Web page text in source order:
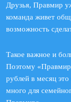
Друзья, Правмир
команда живет
возможность
Такое важное и
Поэтому
рублей в месяц
много для